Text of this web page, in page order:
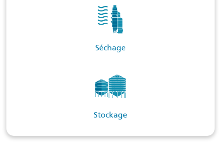
Séchage
Stockage